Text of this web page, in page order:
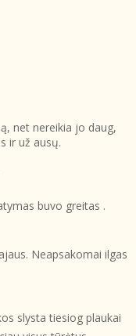
net nereikia jo daug,
ir už ausų.
buvo greitas .
Neapsakomai ilgas
slysta tiesiog plaukai